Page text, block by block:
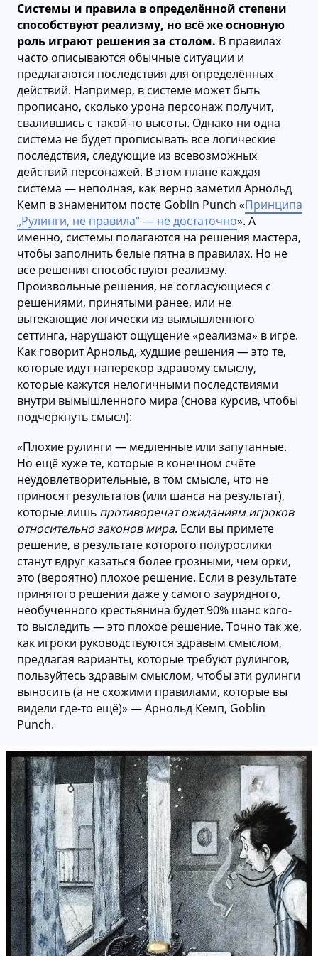
Системы и правила в определённой степени
способствуют реализму, но всё же основную
роль играют решения за столом. В правилах
часто описываются обычные ситуации и
предлагаются последствия для определённых
действий. Например, в системе может быть
прописано, сколько урона персонаж получит,
свалившись с такой-то высоты. Однако ни одна
система не будет прописывать все логические
последствия, следующие из всевозможных
действий персонажей. В этом плане каждая
система — неполная, как верно заметил Арнольд
Кемп в знаменитом посте Goblin Punch «Принципа
„Рулинги, не правила“ — не достаточно». А
именно, системы полагаются на решения мастера,
чтобы заполнить белые пятна в правилах. Но не
все решения способствуют реализму.
Произвольные решения, не согласующиеся с
решениями, принятыми ранее, или не
вытекающие логически из вымышленного
сеттинга, нарушают ощущение «реализма» в игре.
Как говорит Арнольд, худшие решения — это те,
которые идут наперекор здравому смыслу,
которые кажутся нелогичными последствиями
внутри вымышленного мира (снова курсив, чтобы
подчеркнуть смысл):
«Плохие рулинги — медленные или запутанные.
Но ещё хуже те, которые в конечном счёте
неудовлетворительные, в том смысле, что не
приносят результатов (или шанса на результат),
которые лишь противоречат ожиданиям игроков
относительно законов мира. Если вы примете
решение, в результате которого полурослики
станут вдруг казаться более грозными, чем орки,
это (вероятно) плохое решение. Если в результате
принятого решения даже у самого заурядного,
необученного крестьянина будет 90% шанс кого-
то выследить — это плохое решение. Точно так же,
как игроки руководствуются здравым смыслом,
предлагая варианты, которые требуют рулингов,
пользуйтесь здравым смыслом, чтобы эти рулинги
выносить (а не схожими правилами, которые вы
видели где-то ещё)» — Арнольд Кемп, Goblin
Punch.